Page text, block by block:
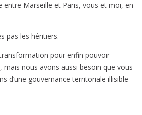
entre Marseille et Paris, vous et moi, en
pas les héritiers.
pour enfin pouvoir
mais nous avons aussi besoin que vous
d’une gouvernance territoriale illisible